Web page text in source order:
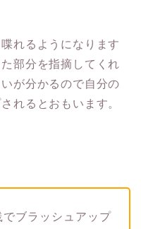
れるようになります
部分を指摘してくれ
が分かるので自分の
れるとおもいます。
ブラッシュアップ